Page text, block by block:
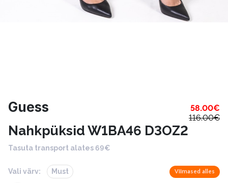
Guess 58.00€
116.00€
Nahkpüksid W1BA46 D3OZ2
Tasuta transport alates 69€
Vali värv: Must Viimased alles